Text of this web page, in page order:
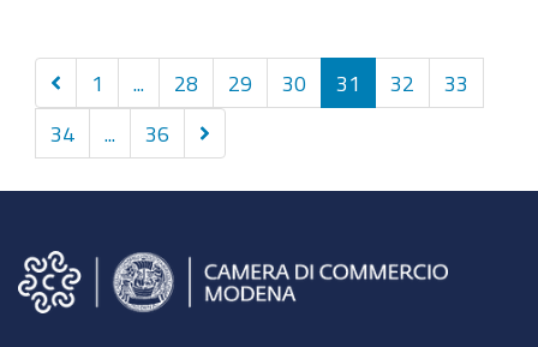
Precedenti
10
elementi
1 28 29 30 31 32 33
34 36
Successivi
10